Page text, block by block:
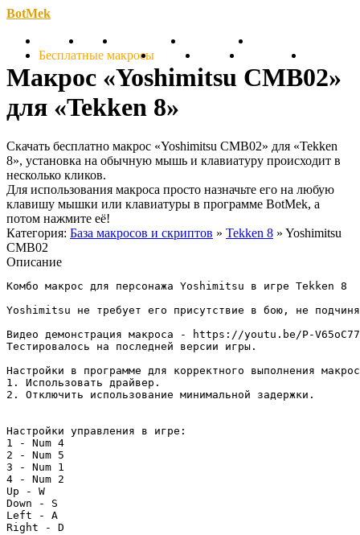
BotMek
Скачать
Обзор Обновления Инструкция
Бесплатные макросы Тарифы Отзывы Поддержка
Макрос «Yoshimitsu CMB02»
для «Tekken 8»
Скачать бесплатно макрос «Yoshimitsu CMB02» для «Tekken
8», установка на обычную мышь и клавиатуру происходит в
несколько кликов.
Для использования макроса просто назначьте его на любую
клавишу мышки или клавиатуры в программе BotMek, а
потом нажмите её!
Категория: База макросов и скриптов » Tekken 8 » Yoshimitsu
CMB02
Описание
Комбо макрос для персонажа Yoshimitsu в игре Tekken 8
Yoshimitsu не требует его присутствие в бою, не
Видео демонстрация макроса - https://youtu.be/P-
Тестировалось на последней версии игры.
Настройки в программе для корректного выполнения
1. Использовать драйвер.
2. Отключить использование минимальной задержки.
Настройки управления в игре:
1 - Num 4
2 - Num 5
3 - Num 1
4 - Num 2
Up - W
Down - S
Left - A
Right - D